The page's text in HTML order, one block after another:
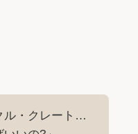
ル・クレート…